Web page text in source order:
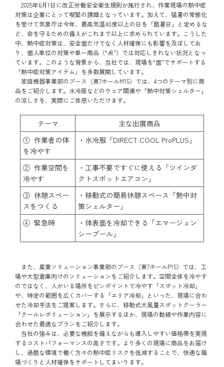
2025年6月1日に改正労働安全衛生規則が施行され、作業現場の熱中症
対策は企業にとって喫緊の課題となっています。加えて、猛暑の常態化
を受けて気象庁は今年、最高気温40度以上の日を「酷暑日」と定めるな
ど、命を守るための備えがこれまで以上に求められています。こうした
中、熱中症対策は、安全面だけでなく人材確保にも影響を及ぼしてお
り、個人単位の対策や単一商品（“点”）では対応しきれない状況となっ
ています。このような背景から、当社では、現場を“面”でサポートする
「熱中症対策アイテム」を多数展開しています。
家庭機器事業部のブース（東7ホールM15）では、4つのテーマ別に商
品をご紹介します。水冷服などのウェア関連や「熱中対策シェルター」
の涼しさを、実際にご体感いただけます。
テーマ
主な出展商品
① 作業者の体
を冷やす
・水冷服「DIRECT COOL ProPLUS」
② 作業空間を
冷やす
・工事不要ですぐに使える「ツインダ
クトスポットエアコン」
③ 休憩スペー
スをつくる
・移動式の簡易休憩スペース「熱中対
策シェルター」
④ 緊急時
・体表面を冷却できる「エマージェン
シープール」
また、産業ソリューション事業部のブース（東7ホールP15）では、工
場や大型倉庫向けのソリューションをご紹介します。空間全体を冷やす
のではなく、人がいる場所をピンポイントで冷やす「スポット冷却」
や、特定の範囲を広くカバーする「エリア冷却」といった、現場に合わ
せた冷却手法をご提案します。さらに、移動式大風量スポットクーラー
「クールレボリューション」を展示するほか、現場の動線や作業内容に
合わせた最適なプランをご紹介します。
当社の強みは、必要な機能を備えながらも導入しやすい価格帯を実現
するコストパフォーマンスの高さです。より多くの現場に商品をお届け
し、過酷な環境で働く方々の熱中症リスクを低減することで、快適な職
場づくりと人材確保をサポートしてまいります。